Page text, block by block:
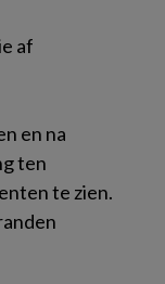
af
en na
ten
te zien.